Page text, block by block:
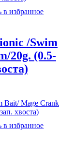
в избранное
/Swim
20g. (0.5-
в избранное